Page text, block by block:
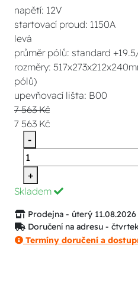
napětí: 12V
startovací proud: 1150A
levá
průměr pólů: standard
rozměry:
pólů)
upevňovací lišta: B00
7 563 Kč
7 563 Kč
-
+
Skladem
Prodejna - úterý 11.08.2026
Doručení na adresu -
Termíny doručení a